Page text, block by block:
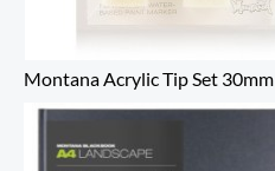
Montana Acrylic Tip Set 30mm